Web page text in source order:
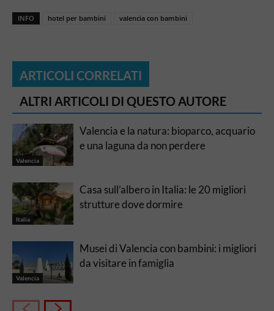
INFO hotel per bambini valencia con bambini
ARTICOLI CORRELATI
ALTRI ARTICOLI DI QUESTO AUTORE
Valencia
Valencia e la natura: bioparco, acquario
e una laguna da non perdere
Italia
Casa sull’albero in Italia: le 20 migliori
strutture dove dormire
Valencia
Musei di Valencia con bambini: i migliori
da visitare in famiglia